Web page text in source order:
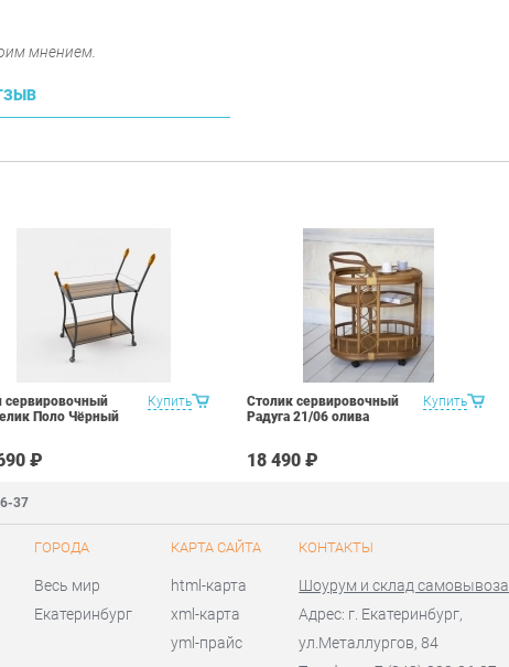
мнением.
Купить
сервировочный
Поло Чёрный
₽
Купить
Столик сервировочный
Радуга 21/06 олива
18 490 ₽
37
ГОРОДА
Весь мир
Екатеринбург
КАРТА САЙТА
html-карта
xml-карта
yml-прайс
КОНТАКТЫ
Шоурум и склад самовывоза
Адрес: г. Екатеринбург,
ул.Металлургов, 84